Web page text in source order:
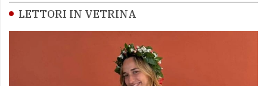
LETTORI IN VETRINA